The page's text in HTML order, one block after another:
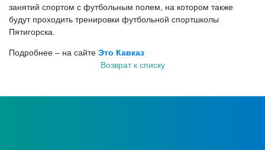
занятий спортом с футбольным полем, на котором также
будут проходить тренировки футбольной спортшколы
Пятигорска.
Подробнее – на сайте Это Кавказ
Возврат к списку